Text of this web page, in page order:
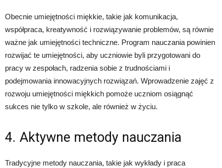
Obecnie umiejętności miękkie, takie jak komunikacja,
współpraca, kreatywność i rozwiązywanie problemów, są równie
ważne jak umiejętności techniczne. Program nauczania powinien
rozwijać te umiejętności, aby uczniowie byli przygotowani do
pracy w zespołach, radzenia sobie z trudnościami i
podejmowania innowacyjnych rozwiązań. Wprowadzenie zajęć z
rozwoju umiejętności miękkich pomoże uczniom osiągnąć
sukces nie tylko w szkole, ale również w życiu.
4. Aktywne metody nauczania
Tradycyjne metody nauczania, takie jak wykłady i praca